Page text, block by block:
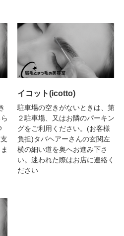
イコット(icotto)
駐車場の空きがないときは、第
２駐車場、又はお隣のパーキン
グをご利用ください。(お客様
負担)タバヘアーさんの玄関左
横の細い道を奥へお進み下さ
い。迷われた際はお店に連絡く
ださい